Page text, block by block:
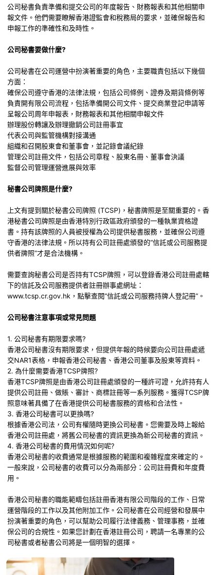
公司秘書負責準備和提交公司的年度報告、財務報表和其他相關申
報文件。他們需要瞭解香港證監會和稅務局的要求，並確保報告和
申報工作的準確性和及時性。
公司秘書要做什麼?
公司秘書在公司運營中扮演著重要的角色，主要職責包括以下幾個
方面：
確保公司遵守香港的法律法規，包括公司條例、證券及期貨條例等
負責開有限公司流程，包括準備開公司文件、提交商業登記申請等
呈報公司周年申報表，財務報表和其他相關申報文件
辦理股份轉讓及辦理撤銷公司註冊事宜
代表公司與監管機構對接溝通
組織和召開股東會和董事會，並記錄會議紀錄
管理公司註冊文件，包括公司章程、股東名冊、董事會決議
監督公司管理運營進展與效率
秘書公司牌照是什麼?
上文有提到關於秘書公司牌照 (TCSP)，秘書牌照是至關重要的。香
港秘書公司牌照是由香港特別行政區政府頒發的一種執業資格證
書。持有該牌照的人員被授權為公司提供秘書服務，並確保公司遵
守香港的法律法規。所以持有公司註冊處頒發的“信託或公司服務提
供者牌照”才是合法機構。
需要查詢秘書公司是否持有TCSP牌照，可以登錄香港公司註冊處轄
下的信託及公司服務提供者註冊辦事處網址：
www.tcsp.cr.gov.hk，點擊查閱“信託或公司服務持牌人登記冊”。
公司秘書注意事項或常見問題
1. 公司秘書有期限要求嗎?
香港公司秘書沒有期限要求，但提供年報的時候要向公司註冊處遞
交NAR1表格，申報香港公司秘書、香港公司董事及股東等資料。
2. 為什麼需要香港TCSP牌照?
香港TCSP牌照是由香港公司註冊處頒發的一種許可證，允許持有人
提供公司註冊、做賬、審計、商標註冊等一系列服務。獲得TCSP牌
照意味著具備了在香港提供公司秘書服務的資格和合法性。
3. 香港公司秘書可以更換嗎?
根據香港公司法，公司有權隨時更換公司秘書。您需要及時上報給
香港公司註冊處，將舊公司秘書的資訊更換為新公司秘書的資訊。
4. 香港公司秘書的費用情況如何呢?
香港公司秘書的收費通常是根據服務的範圍和複雜程度來確定的。
一般來說，公司秘書的收費可以分為兩部分：公司註冊費和年度費
用。
香港公司秘書的職能範疇包括註冊香港有限公司階段的工作、日常
運營階段的工作以及其他附加工作。公司秘書在公司經營和發展中
扮演著重要的角色，可以幫助公司履行法律義務、管理事務，並確
保公司的合規性。如果您計劃在香港註冊公司，聘請一名專業的公
司秘書或者秘書公司將是一個明智的選擇。